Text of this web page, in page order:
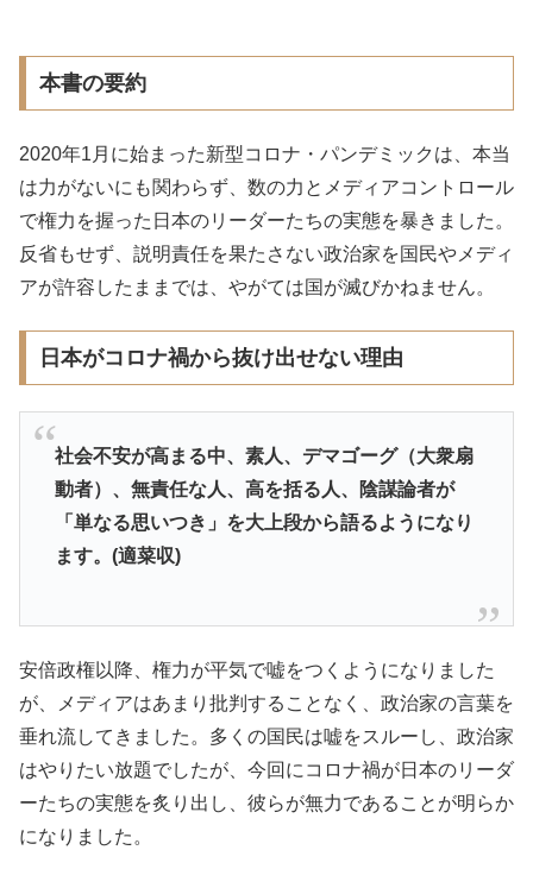
本書の要約
2020年1月に始まった新型コロナ・パンデミックは、本当
は力がないにも関わらず、数の力とメディアコントロール
で権力を握った日本のリーダーたちの実態を暴きました。
反省もせず、説明責任を果たさない政治家を国民やメディ
アが許容したままでは、やがては国が滅びかねません。
日本がコロナ禍から抜け出せない理由
社会不安が高まる中、素人、デマゴーグ（大衆扇
動者）、無責任な人、高を括る人、陰謀論者が
「単なる思いつき」を大上段から語るようになり
ます。(適菜収)
安倍政権以降、権力が平気で嘘をつくようになりました
が、メディアはあまり批判することなく、政治家の言葉を
垂れ流してきました。多くの国民は嘘をスルーし、政治家
はやりたい放題でしたが、今回にコロナ禍が日本のリーダ
ーたちの実態を炙り出し、彼らが無力であることが明らか
になりました。